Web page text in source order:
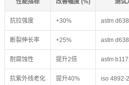
性能指标 改善幅度 (%) 测试
抗拉强度 +30% astm d638
断裂伸长率 +25% astm d638
耐腐蚀性 提升2倍 astm
抗紫外线老化 提升40% iso 4892-2